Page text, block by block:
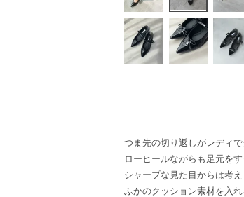
つま先の切り返しがレディ
ローヒールながらも足元を
シャープな見た目からは考
ふかのクッション素材を入